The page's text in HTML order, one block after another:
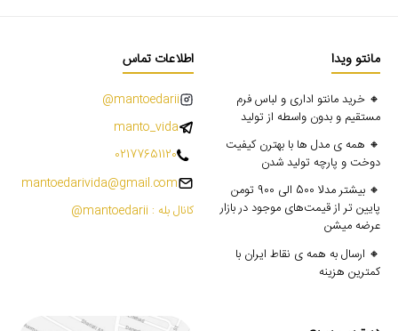
مانتو ویدا
🔸 خرید مانتو اداری و لباس فرم
مستقیم و بدون واسطه از تولید
🔸 همه ی مدل ها با بهترن کیفیت
دوخت و پارچه تولید شدن
🔸 بیشتر مدلا 500 الی 900 تومن
پایین تر از قیمت‌های موجود در بازار
عرضه میشن
🔸 ارسال به همه ی نقاط ایران با
کمترین هزینه
اطلاعات تماس
mantoedarii@
manto_vida
02177651120
mantoedarivida@gmail.com
کانال بله : mantoedarii@